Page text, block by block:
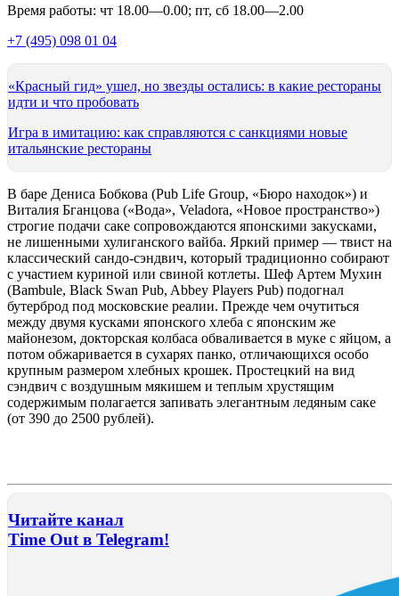
Время работы: чт 18.00—0.00; пт, сб 18.00—2.00
+7 (495) 098 01 04
«Красный гид» ушел, но звезды остались: в какие рестораны
идти и что пробовать
Игра в имитацию: как справляются с санкциями новые
итальянские рестораны
В баре Дениса Бобкова (Pub Life Group, «Бюро находок») и
Виталия Бганцова («Вода», Veladora, «Новое пространство»)
строгие подачи саке сопровождаются японскими закусками,
не лишенными хулиганского вайба. Яркий пример — твист на
классический сандо-сэндвич, который традиционно собирают
с участием куриной или свиной котлеты. Шеф Артем Мухин
(Bambule, Black Swan Pub, Abbey Players Pub) подогнал
бутерброд под московские реалии. Прежде чем очутиться
между двумя кусками японского хлеба с японским же
майонезом, докторская колбаса обваливается в муке с яйцом, а
потом обжаривается в сухарях панко, отличающихся особо
крупным размером хлебных крошек. Простецкий на вид
сэндвич с воздушным мякишем и теплым хрустящим
содержимым полагается запивать элегантным ледяным саке
(от 390 до 2500 рублей).
Читайте канал
Time Out в Telegram!